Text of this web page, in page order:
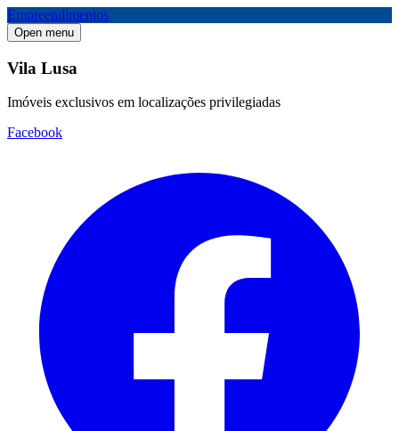
Empreendimentos
Open menu
Vila Lusa
Imóveis exclusivos em localizações privilegiadas
Facebook